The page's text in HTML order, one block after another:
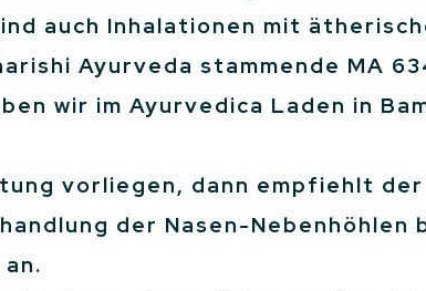
auch Inhalationen mit
Ayurveda stammende MA
wir im Ayurvedica Laden in
vorliegen, dann empfiehlt der
der Nasen-